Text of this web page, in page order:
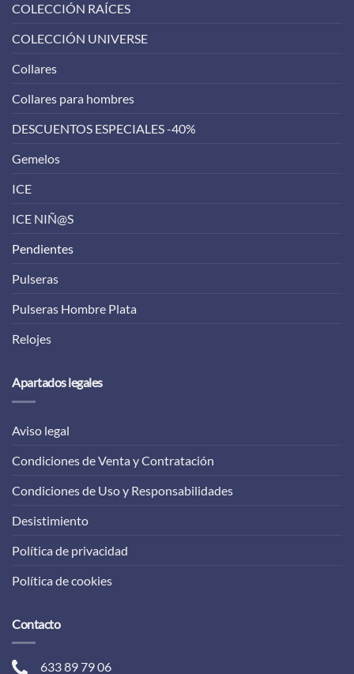
COLECCIÓN RAÍCES
COLECCIÓN UNIVERSE
Collares
Collares para hombres
DESCUENTOS ESPECIALES -40%
Gemelos
ICE
ICE NIÑ@S
Pendientes
Pulseras
Pulseras Hombre Plata
Relojes
Apartados legales
Aviso legal
Condiciones de Venta y Contratación
Condiciones de Uso y Responsabilidades
Desistimiento
Política de privacidad
Política de cookies
Contacto
633 89 79 06